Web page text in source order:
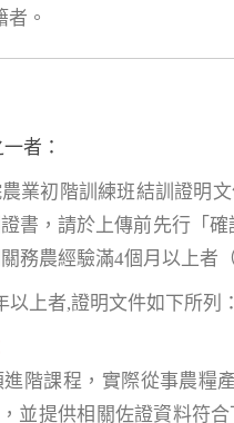
。
者：
農業初階訓練班結訓證明
書，請於上傳前先行「
務農經驗滿4個月以上者
以上者,證明文件如下所列：
階課程，實際從事農糧
並提供相關佐證資料符